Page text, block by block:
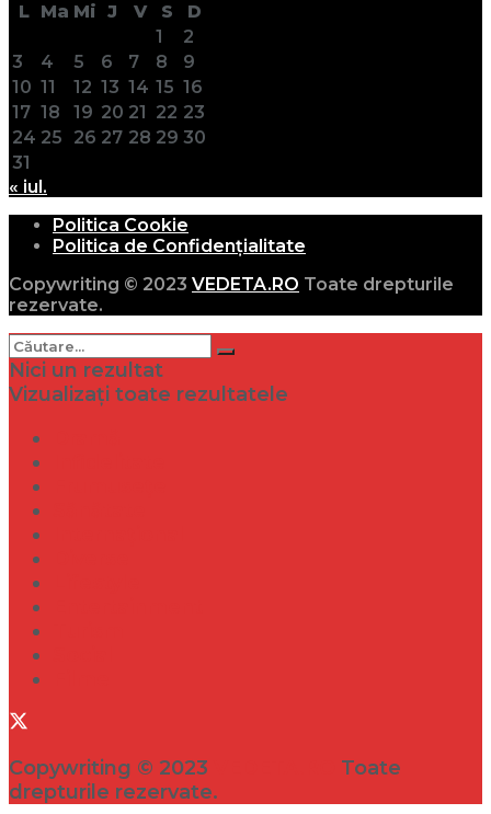
L Ma Mi J V S
D
1
2
3
4 5 6 7 8
9
10 11 12 13 14 15 16
17 18 19 20 21 22 23
24 25 26 27 28 29 30
31
« iul.
Politica Cookie
Politica de Confidențialitate
Copywriting © 2023 VEDETA.RO Toate drepturile
rezervate.
Nici un rezultat
Vizualizați toate rezultatele
Copywriting © 2023
Toate
drepturile rezervate.